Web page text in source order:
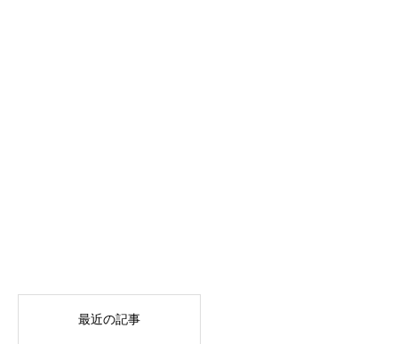
最近の記事